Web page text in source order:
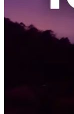
continu.
Aperçu et
Ryzen Premium
les applications
performances de